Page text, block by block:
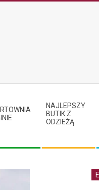
NAJLEPSZY
BUTIK Z
ODZIEŻĄ